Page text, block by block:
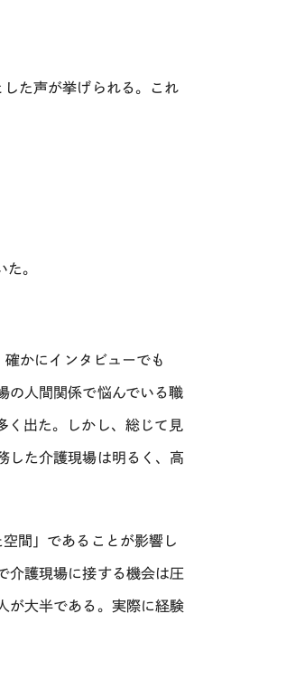
た声が挙げられる。これ
。
確かにインタビューでも
の人間関係で悩んでいる職
く出た。しかし、総じて見
した介護現場は明るく、高
間」であることが影響し
介護現場に接する機会は圧
が大半である。実際に経験